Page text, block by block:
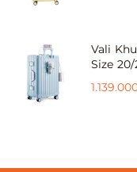
Vali
Size